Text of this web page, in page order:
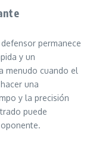
permanece
y un
menudo cuando el
una
y la precisión
puede